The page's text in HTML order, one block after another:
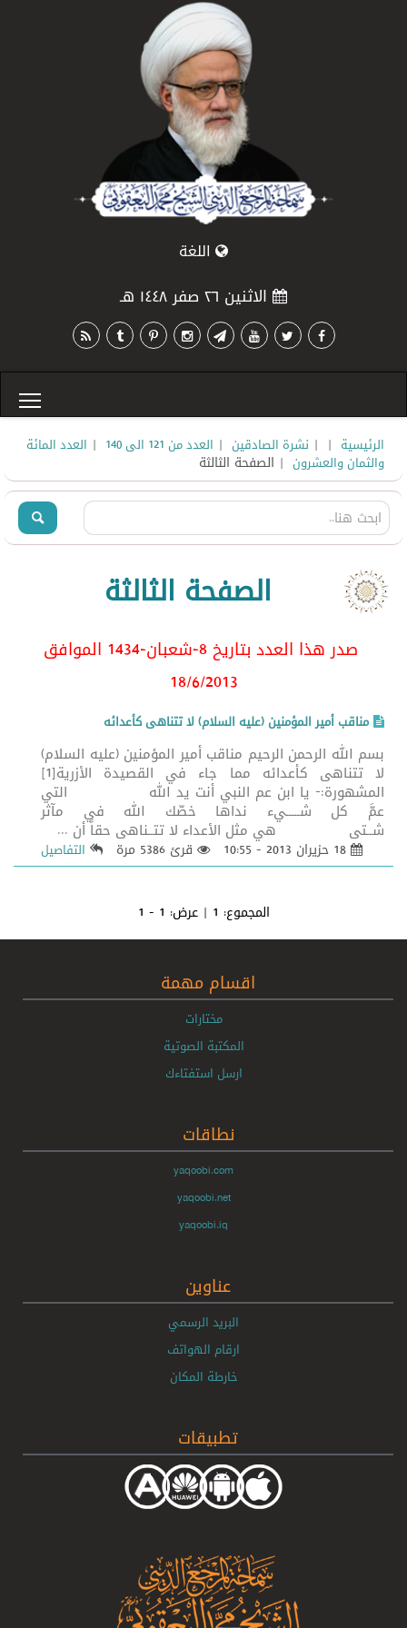
اللغة
الاثنين ٢٦ صفر ١٤٤٨ هـ
الرئيسية |
| نشرة الصادقين | العدد من 121 الى 140 | العدد المائة
والثمان والعشرون | الصفحة الثالثة
الصفحة الثالثة
صدر هذا العدد بتاريخ 8-شعبان-1434 الموافق
18/6/2013
مناقب أمير المؤمنين (عليه السلام) لا تتناهى كأعدائه
بسم الله الرحمن الرحيم مناقب أمير المؤمنين (عليه السلام)
لا تتناهى كأعدائه مما جاء في القصيدة الأزرية[1]
المشهورة:- يا ابن عم النبي أنت يد الله التي
عمَّ كل شـــــيء نداها خصّك الله في مآثر
شــتى هي مثل الأعداء لا تتــناهى حقاً أن ...
قرئ 5386 مرة التفاصيل
المجموع: 1 | عرض: 1 - 1
اقسام مهمة
مختارات
المكتبة الصوتية
ارسل استفتاءك
نطاقات
yaqoobi.com
yaqoobi.net
yaqoobi.iq
عناوين
البريد الرسمي
ارقام الهواتف
خارطة المكان
تطبيقات